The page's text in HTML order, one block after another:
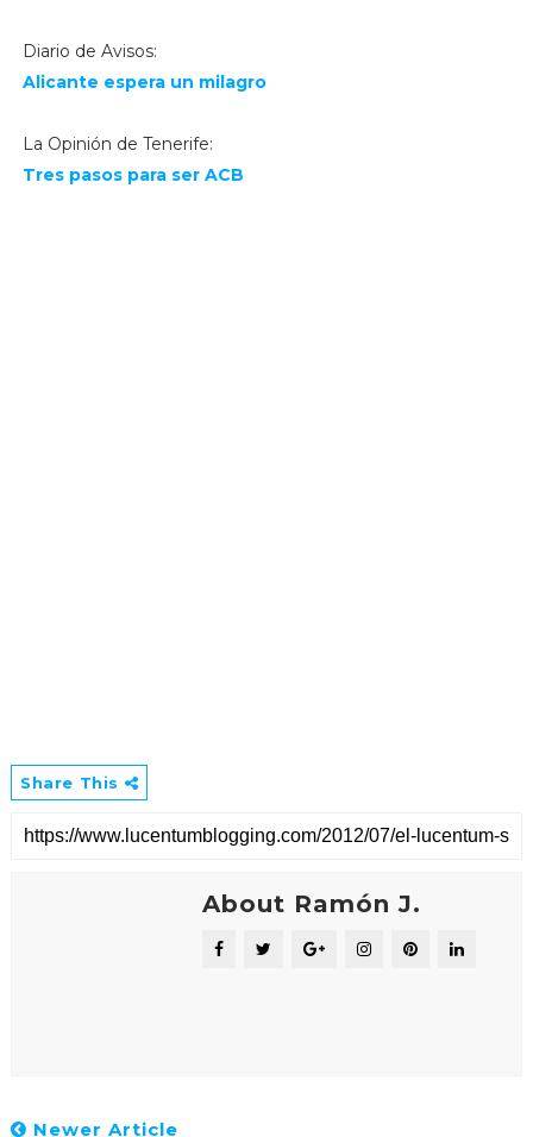
Diario de Avisos:
Alicante espera un milagro
La Opinión de Tenerife:
Tres pasos para ser ACB
Share This
About Ramón J.
Newer Article